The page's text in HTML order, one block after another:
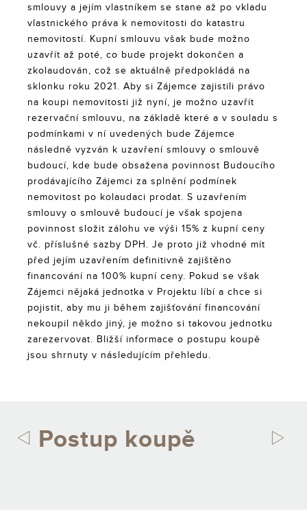
smlouvy a jejím vlastníkem se stane až po vkladu
vlastnického práva k nemovitosti do katastru
nemovitostí. Kupní smlouvu však bude možno
uzavřít až poté, co bude projekt dokončen a
zkolaudován, což se aktuálně předpokládá na
sklonku roku 2021. Aby si Zájemce zajistili právo
na koupi nemovitosti již nyní, je možno uzavřít
rezervační smlouvu, na základě které a v souladu s
podmínkami v ní uvedených bude Zájemce
následně vyzván k uzavření smlouvy o smlouvě
budoucí, kde bude obsažena povinnost Budoucího
prodávajícího Zájemci za splnění podmínek
nemovitost po kolaudaci prodat. S uzavřením
smlouvy o smlouvě budoucí je však spojena
povinnost složit zálohu ve výši 15% z kupní ceny
vč. příslušné sazby DPH. Je proto již vhodné mít
před jejím uzavřením definitivně zajištěno
financování na 100% kupní ceny. Pokud se však
Zájemci nějaká jednotka v Projektu líbí a chce si
pojistit, aby mu ji během zajišťování financování
nekoupil někdo jiný, je možno si takovou jednotku
zarezervovat. Bližší informace o postupu koupě
jsou shrnuty v následujícím přehledu.
Postup koupě